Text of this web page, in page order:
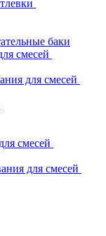
баки
смесей
для смесей
смесей
для смесей